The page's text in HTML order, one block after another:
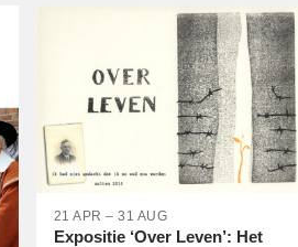
21 APR – 31 AUG
Expositie ‘Over Leven’: Het